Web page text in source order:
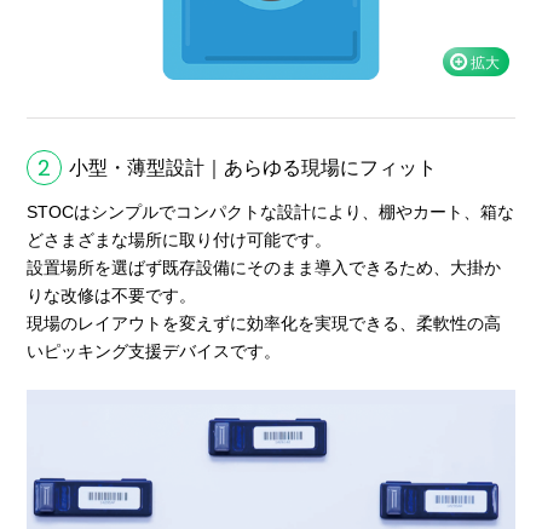
2 小型・薄型設計｜あらゆる現場にフィット
STOCはシンプルでコンパクトな設計により、棚やカート、箱な
どさまざまな場所に取り付け可能です。
設置場所を選ばず既存設備にそのまま導入できるため、大掛か
りな改修は不要です。
現場のレイアウトを変えずに効率化を実現できる、柔軟性の高
いピッキング支援デバイスです。